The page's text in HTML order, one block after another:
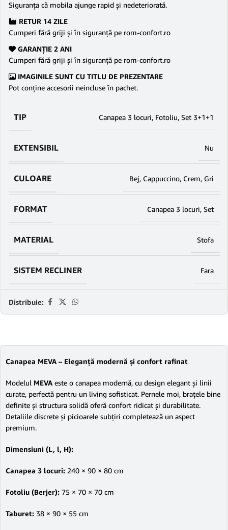
Siguranţa că mobila ajunge rapid şi nedeteriorată.
RETUR 14 ZILE
Cumperi fără griji şi în siguranţă pe rom-confort.ro
GARANŢIE 2 ANI
Cumperi fără griji şi în siguranţă pe rom-confort.ro
IMAGINILE SUNT CU TITLU DE PREZENTARE
Pot conține accesorii neincluse în pachet.
TIP Canapea 3 locuri, Fotoliu, Set 3+1+1
EXTENSIBIL Nu
CULOARE Bej, Cappuccino, Crem, Gri
FORMAT Canapea 3 locuri, Set
MATERIAL Stofa
SISTEM RECLINER Fara
Distribuie:
Canapea MEVA – Eleganță modernă și confort rafinat
Modelul MEVA este o canapea modernă, cu design elegant și linii
curate, perfectă pentru un living sofisticat. Pernele moi, brațele bine
definite și structura solidă oferă confort ridicat și durabilitate.
Detaliile discrete și picioarele subțiri completează un aspect
premium.
Dimensiuni (L, l, H):
Canapea 3 locuri: 240 × 90 × 80 cm
Fotoliu (Berjer): 75 × 70 × 70 cm
Taburet: 38 × 90 × 55 cm